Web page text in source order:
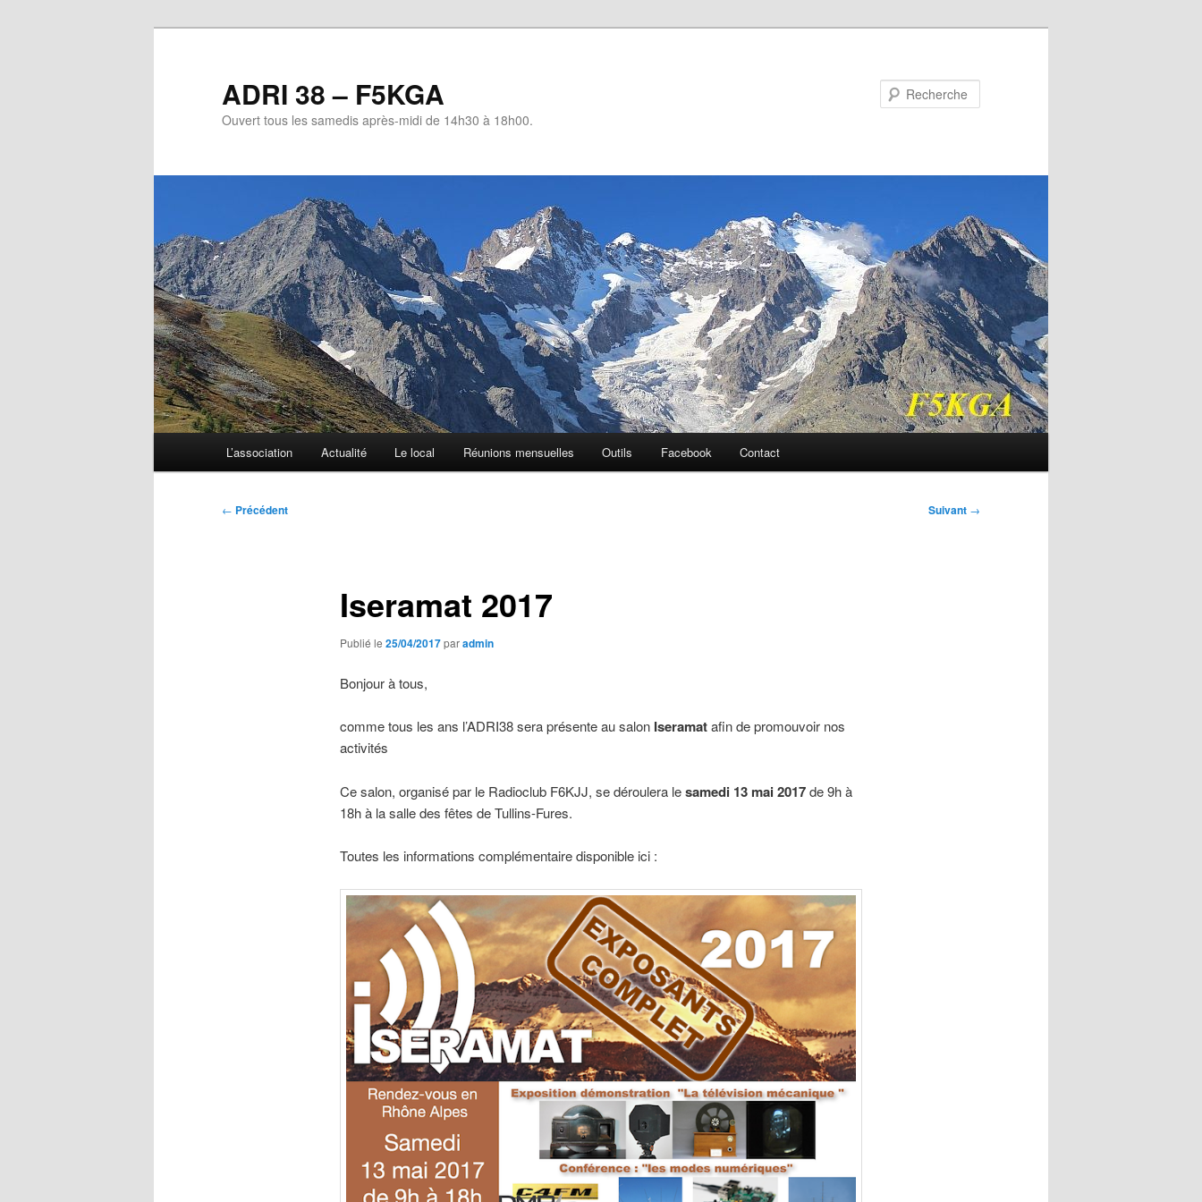
ADRI 38 – F5KGA
Ouvert tous les samedis après-midi de 14h30 à 18h00.
L’association Actualité Le local Réunions mensuelles Outils Facebook Contact
Navigation
← Précédent Suivant →
Iseramat 2017
Publié le 25/04/2017paradmin
Bonjour à tous,
comme tous les ans l’ADRI38 sera présente au salon Iseramatafin de promouvoir nos
activités
Ce salon, organisé par le Radioclub F6KJJ, se déroulera lesamedi 13 mai 2017de 9h à
18h à la salle des fêtes de Tullins-Fures.
Toutes les informations complémentaire disponible ici :